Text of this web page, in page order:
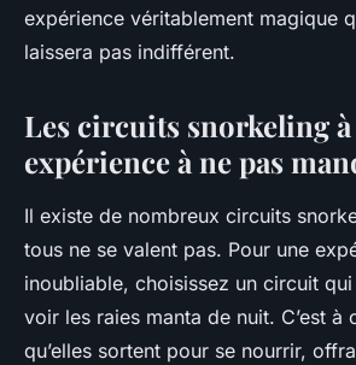
expérience véritablement magique
laissera pas indifférent.
Les circuits snorkeling
expérience à ne pas
Il existe de nombreux circuits
tous ne se valent pas. Pour une
inoubliable, choisissez un circuit
voir les raies manta de nuit. C’est à
qu’elles sortent pour se nourrir,